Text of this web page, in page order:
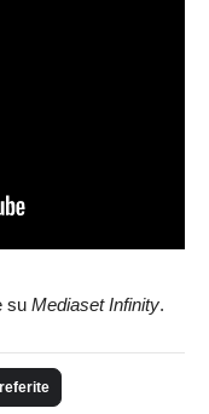
su Mediaset Infinity.